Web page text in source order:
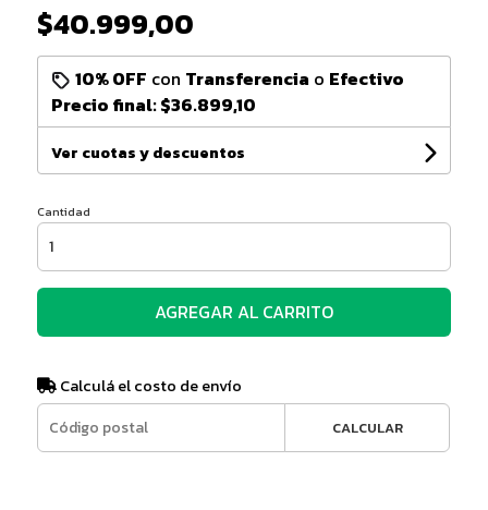
$40.999,00
10% OFF con Transferencia o Efectivo
Precio final:$36.899,10
Ver cuotas y descuentos
Cantidad
AGREGAR AL CARRITO
Calculá el costo de envío
CALCULAR